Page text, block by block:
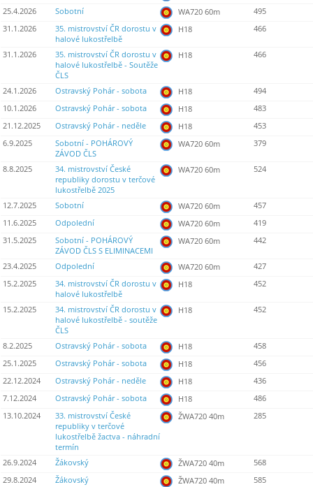
25.4.2026
Sobotní WA720 60m
495
31.1.2026
35. mistrovství ČR dorostu v
halové lukostřelbě
H18 466
31.1.2026
35. mistrovství ČR dorostu v
halové lukostřelbě - Soutěže
ČLS
H18 466
24.1.2026 Ostravský Pohár - sobota H18
494
10.1.2026
Ostravský Pohár - sobota H18
483
21.12.2025
Ostravský Pohár - neděle H18
453
6.9.2025
Sobotní - POHÁROVÝ
ZÁVOD ČLS
WA720 60m 379
8.8.2025
34. mistrovství České
republiky dorostu v terčové
lukostřelbě 2025
WA720 60m 524
12.7.2025 Sobotní WA720 60m
457
11.6.2025
Odpolední WA720 60m
419
31.5.2025
Sobotní - POHÁROVÝ
ZÁVOD ČLS S ELIMINACEMI
WA720 60m 442
23.4.2025 Odpolední WA720 60m
427
15.2.2025
34. mistrovství ČR dorostu v
halové lukostřelbě
H18 452
15.2.2025
34. mistrovství ČR dorostu v
halové lukostřelbě - soutěže
ČLS
H18 452
8.2.2025 Ostravský Pohár - sobota H18
458
25.1.2025
Ostravský Pohár - sobota H18
456
22.12.2024
Ostravský Pohár - neděle H18
436
7.12.2024
Ostravský Pohár - sobota H18
486
13.10.2024
33. mistrovství České
republiky v terčové
lukostřelbě žactva - náhradní
termín
ŽWA720 40m 285
26.9.2024 Žákovský ŽWA720 40m
568
29.8.2024
Žákovský ŽWA720 40m
585